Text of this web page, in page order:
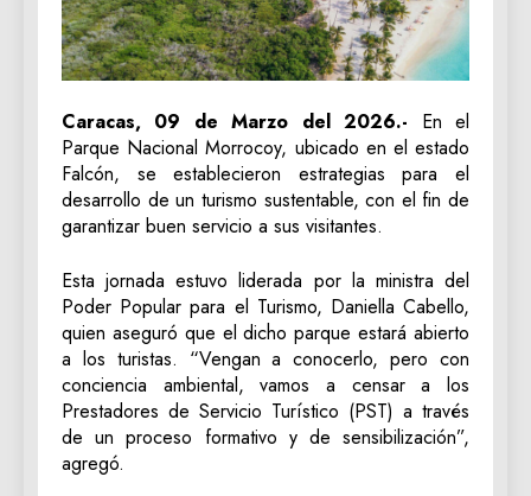
Caracas, 09 de Marzo del 2026.- En el
Parque Nacional Morrocoy, ubicado en el estado
Falcón, se establecieron estrategias para el
desarrollo de un turismo sustentable, con el fin de
garantizar buen servicio a sus visitantes.
Esta jornada estuvo liderada por la ministra del
Poder Popular para el Turismo, Daniella Cabello,
quien aseguró que el dicho parque estará abierto
a los turistas. “Vengan a conocerlo, pero con
conciencia ambiental, vamos a censar a los
Prestadores de Servicio Turístico (PST) a través
de un proceso formativo y de sensibilización”,
agregó.